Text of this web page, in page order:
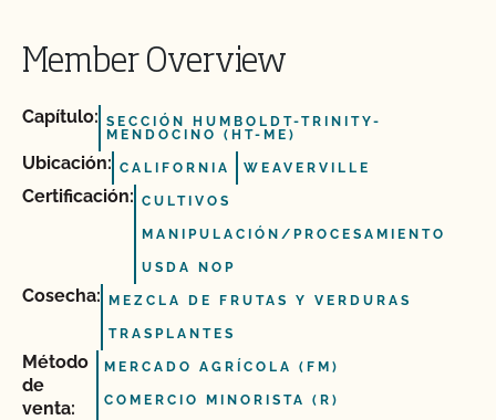
Member Overview
Capítulo: SECCIÓN HUMBOLDT-TRINITY-
MENDOCINO (HT-ME)
Ubicación: CALIFORNIA WEAVERVILLE
Certificación: CULTIVOS
MANIPULACIÓN/PROCESAMIENTO
USDA NOP
Cosecha: MEZCLA DE FRUTAS Y VERDURAS
TRASPLANTES
Método
de
venta:
MERCADO AGRÍCOLA (FM)
COMERCIO MINORISTA (R)